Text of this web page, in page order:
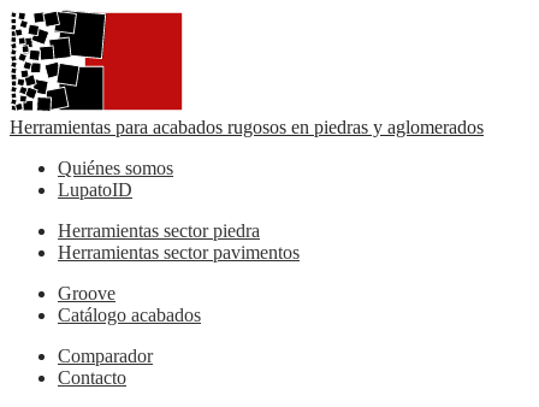
Herramientas para acabados rugosos en piedras y aglomerados
Quiénes somos
LupatoID
Herramientas sector piedra
Herramientas sector pavimentos
Groove
Catálogo acabados
Comparador
Contacto